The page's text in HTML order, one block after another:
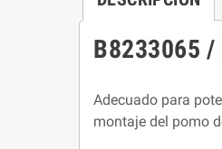
B8233065 /
Adecuado para
montaje del pomo